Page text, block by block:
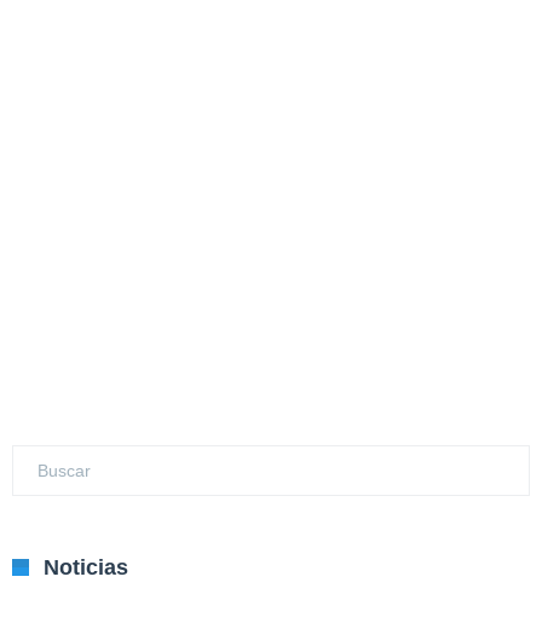
Noticias